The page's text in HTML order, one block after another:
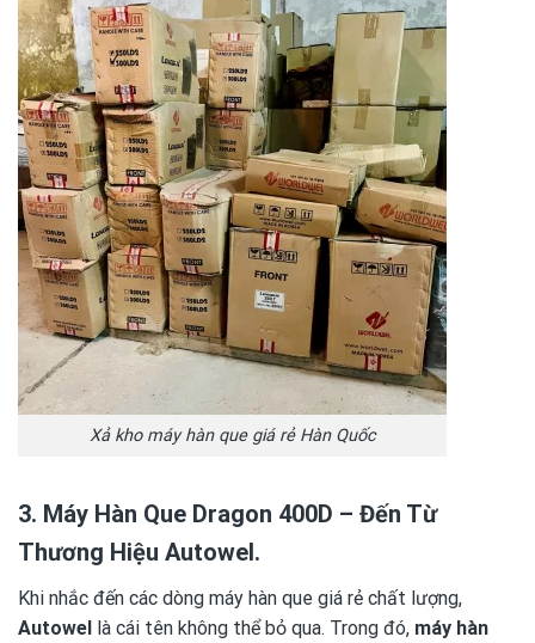
Xả kho máy hàn que giá rẻ Hàn Quốc
3. Máy Hàn Que Dragon 400D – Đến Từ
Thương Hiệu Autowel.
Khi nhắc đến các dòng máy hàn que giá rẻ chất lượng,
Autowel là cái tên không thể bỏ qua. Trong đó, máy hàn